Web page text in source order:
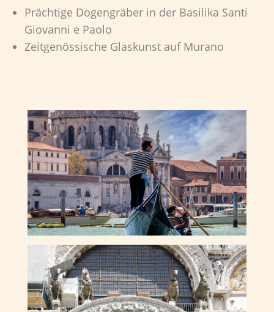
Prächtige Dogengräber in der Basilika Santi
Giovanni e Paolo
Zeitgenössische Glaskunst auf Murano